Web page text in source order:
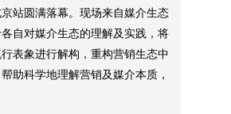
站圆满落幕。现场来自媒介生态
自对媒介生态的理解及实践，将
表象进行解构，重构营销生态中
助科学地理解营销及媒介本质，